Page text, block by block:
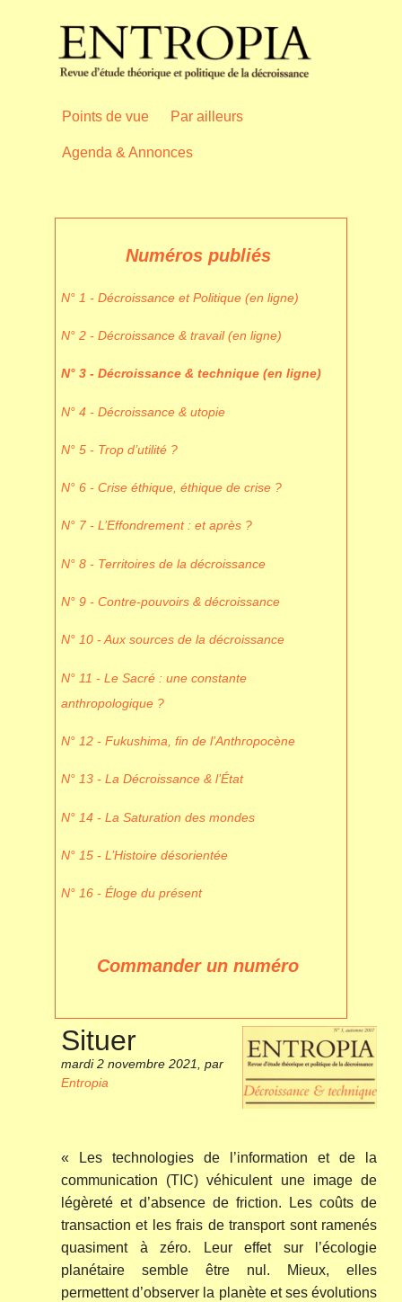
Points de vue Par ailleurs
Agenda & Annonces
Numéros publiés
N° 1 - Décroissance et Politique (en ligne)
N° 2 - Décroissance & travail (en ligne)
N° 3 - Décroissance & technique (en ligne)
N° 4 - Décroissance & utopie
N° 5 - Trop d’utilité ?
N° 6 - Crise éthique, éthique de crise ?
N° 7 - L’Effondrement : et après ?
N° 8 - Territoires de la décroissance
N° 9 - Contre-pouvoirs & décroissance
N° 10 - Aux sources de la décroissance
N° 11 - Le Sacré : une constante
anthropologique ?
N° 12 - Fukushima, fin de l’Anthropocène
N° 13 - La Décroissance & l’État
N° 14 - La Saturation des mondes
N° 15 - L’Histoire désorientée
N° 16 - Éloge du présent
Commander un numéro
Situer
mardi 2 novembre 2021
par
Entropia
« Les technologies de l’information et de la
communication (TIC) véhiculent une image de
légèreté et d’absence de friction. Les coûts de
transaction et les frais de transport sont ramenés
quasiment à zéro. Leur effet sur l’écologie
planétaire semble être nul. Mieux, elles
permettent d’observer la planète et ses évolutions